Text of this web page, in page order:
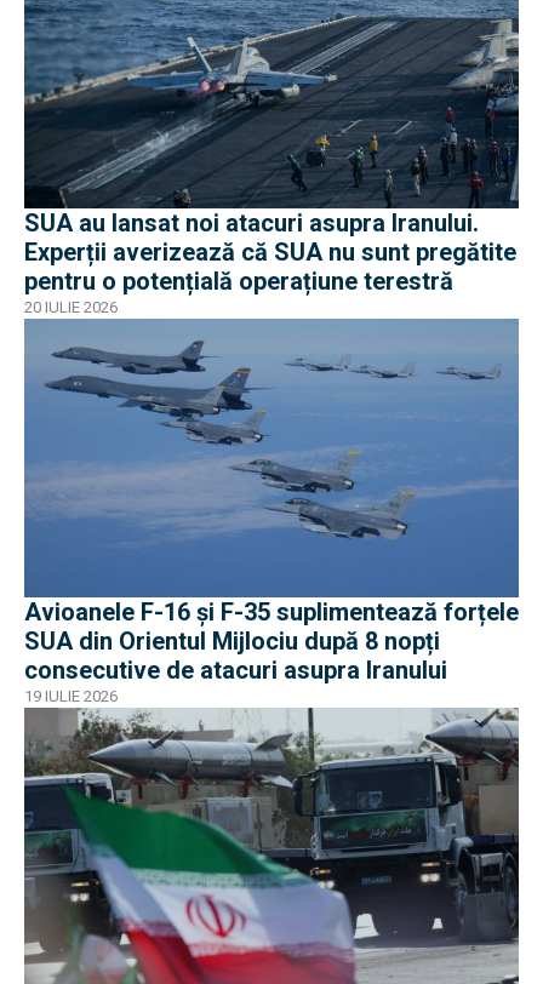
SUA au lansat noi atacuri asupra Iranului.
Experții averizează că SUA nu sunt pregătite
pentru o potențială operațiune terestră
20 IULIE 2026
Avioanele F-16 și F-35 suplimentează forțele
SUA din Orientul Mijlociu după 8 nopți
consecutive de atacuri asupra Iranului
19 IULIE 2026